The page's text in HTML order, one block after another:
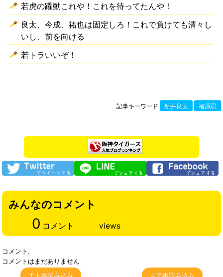
若虎の躍動これや！これを待ってたんや！
良太、今成、祐也は固定しろ！これで負けても清々し
いし、前を向ける
若トラいいぞ！
記事キーワード 新井良太 福原忍
みんなのコメント
0 コメント views
コメント.
コメントはまだありません